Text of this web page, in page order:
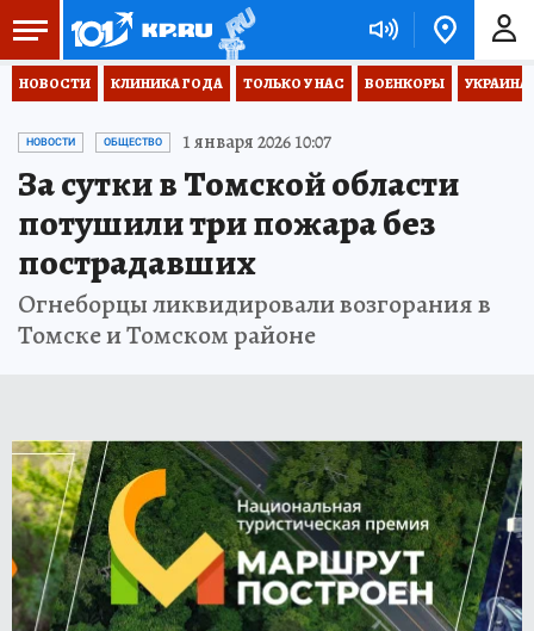
НОВОСТИ КЛИНИКА ГОДА ТОЛЬКО У НАС ВОЕНКОРЫ
НОВОСТИ ОБЩЕСТВО 1 января 2026 10:07
За сутки в Томской области
потушили три пожара без
пострадавших
Огнеборцы ликвидировали возгорания в
Томске и Томском районе